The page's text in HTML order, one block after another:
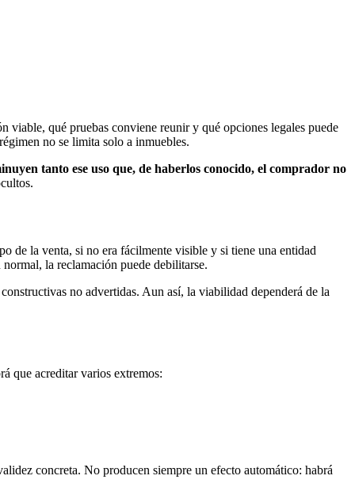
viable, qué pruebas conviene reunir y qué opciones legales puede
no se limita solo a inmuebles.
tanto ese uso que, de haberlos conocido, el comprador no
de la venta, si no era fácilmente visible y si tiene una entidad
la reclamación puede debilitarse.
no advertidas. Aun así, la viabilidad dependerá de la
que acreditar varios extremos:
concreta. No producen siempre un efecto automático: habrá